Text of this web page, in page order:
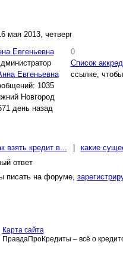
мая 2013, четверг
Евгеньевна
1035
Новгород
день назад
0
Список
ссылке,
взять кредит в... какие
ответ
писать на форуме,
Карта сайта
ПравдаПроКредиты – всё о